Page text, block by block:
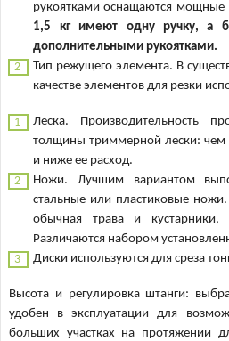
рукоятками оснащаются мощные
1,5 кг имеют одну ручку, а
дополнительными рукоятками.
Тип режущего элемента. В
качестве элементов для резки
Леска. Производительность
толщины триммерной лески: чем
и ниже ее расход.
Ножи. Лучшим вариантом
стальные или пластиковые
обычная трава и
Различаются набором
Диски используются для среза
Высота и регулировка штанги:
удобен в эксплуатации для
больших участках на протяжении